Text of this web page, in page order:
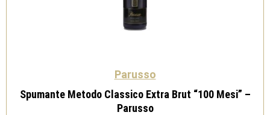
Parusso
Spumante Metodo Classico Extra Brut “100 Mesi” –
Parusso